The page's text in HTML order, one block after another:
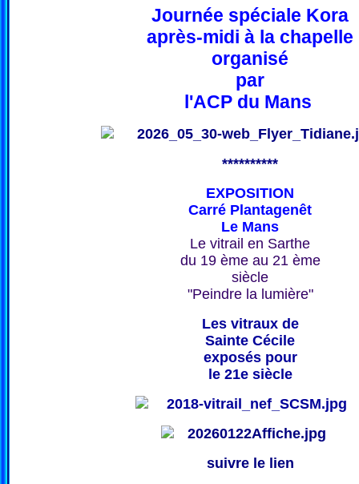
Journée spéciale Kora
après-midi à la chapelle
organisé
par
l'ACP du Mans
**********
EXPOSITION
Carré Plantagenêt
Le Mans
Le vitrail en Sarthe
du 19 ème au 21 ème
siècle
"Peindre la lumière"
Les vitraux de
Sainte Cécile
exposés pour
le 21e siècle
suivre le lien